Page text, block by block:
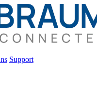
Support